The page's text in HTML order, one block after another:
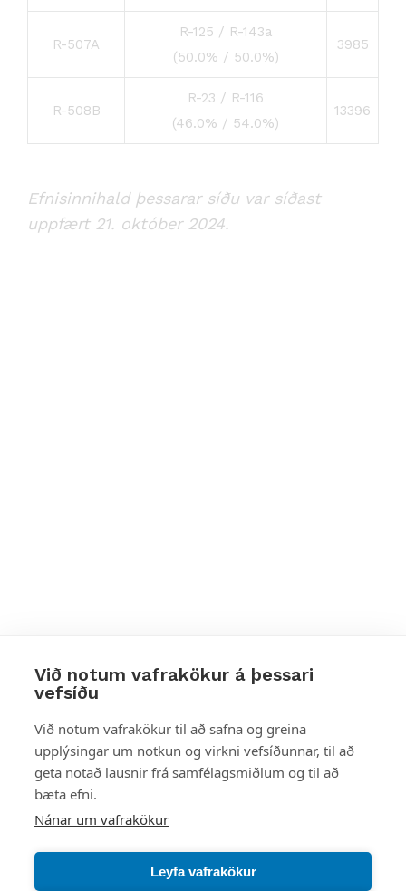
Við notum vafrakökur á þessari
vefsíðu
Við notum vafrakökur til að safna og greina
upplýsingar um notkun og virkni vefsíðunnar, til að
geta notað lausnir frá samfélagsmiðlum og til að
bæta efni.
Nánar um vafrakökur
Leyfa vafrakökur
R-507A
R-125 / R-143a
(50.0% / 50.0%)
3985
R-508B
R-23 / R-116
(46.0% / 54.0%)
13396
Efnisinnihald þessarar síðu var síðast
uppfært 21. október 2024.
Styttu þér leið
Mest skoðað
Starfsstöðvar